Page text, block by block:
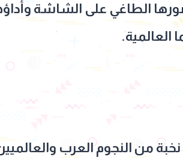
الطاغي على الشاشة
العالمية.
من النجوم العرب